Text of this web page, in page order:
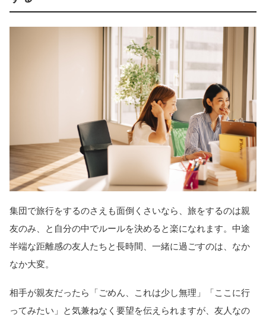
集団で旅行をするのさえも面倒くさいなら、旅をするのは親
友のみ、と自分の中でルールを決めると楽になれます。中途
半端な距離感の友人たちと長時間、一緒に過ごすのは、なか
なか大変。
相手が親友だったら「ごめん、これは少し無理」「ここに行
ってみたい」と気兼ねなく要望を伝えられますが、友人なの